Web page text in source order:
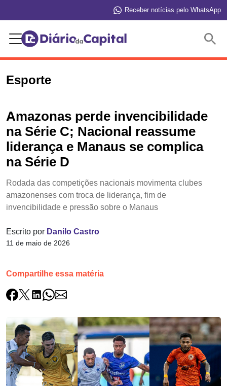
Receber notícias pelo WhatsApp
Esporte
Amazonas perde invencibilidade
na Série C; Nacional reassume
liderança e Manaus se complica
na Série D
Rodada das competições nacionais movimenta clubes
amazonenses com troca de liderança, fim de
invencibilidade e pressão sobre o Manaus
Escrito por Danilo Castro
11 de maio de 2026
Compartilhe essa matéria